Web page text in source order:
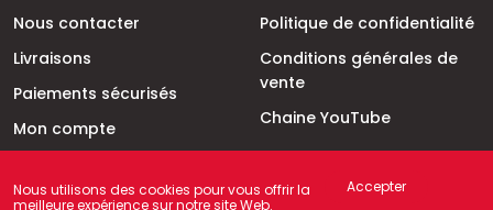
Nous contacter
Livraisons
Paiements sécurisés
Mon compte
Politique de confidentialité
Conditions générales de
vente
Chaine YouTube
Nous utilisons des cookies pour vous offrir la
meilleure expérience sur notre site Web.
Accepter